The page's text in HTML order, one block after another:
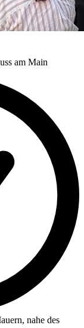
am Main
nahe des